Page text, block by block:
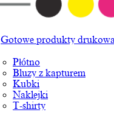
Gotowe produkty
Płótno
Bluzy z kapturem
Kubki
Naklejki
T-shirty